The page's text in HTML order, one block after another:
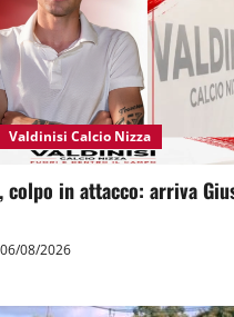
Valdinisi Calcio Nizza
colpo in attacco: arriva
06/08/2026